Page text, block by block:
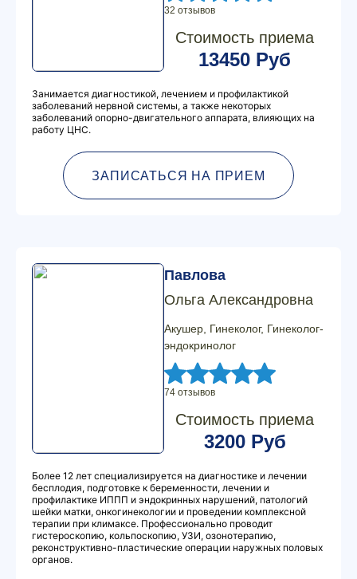
32 отзывов
Стоимость приема
13450 Руб
Занимается диагностикой, лечением и профилактикой
заболеваний нервной системы, а также некоторых
заболеваний опорно-двигательного аппарата, влияющих на
работу ЦНС.
ЗАПИСАТЬСЯ НА ПРИЕМ
Павлова
Ольга Александровна
Акушер, Гинеколог, Гинеколог-
эндокринолог
74 отзывов
Стоимость приема
3200 Руб
Более 12 лет специализируется на диагностике и лечении
бесплодия, подготовке к беременности, лечении и
профилактике ИППП и эндокринных нарушений, патологий
шейки матки, онкогинекологии и проведении комплексной
терапии при климаксе. Профессионально проводит
гистероскопию, кольпоскопию, УЗИ, озонотерапию,
реконструктивно-пластические операции наружных половых
органов.